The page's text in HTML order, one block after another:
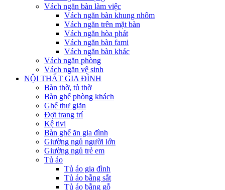
Vách ngăn bàn làm việc
Vách ngăn bàn khung nhôm
Vách ngăn trên mặt bàn
Vách ngăn hòa phát
Vách ngăn bàn fami
Vách ngăn bàn khác
Vách ngăn phòng
Vách ngăn vệ sinh
NỘI THẤT GIA ĐÌNH
Bàn thờ, tủ thờ
Bàn ghế phòng khách
Ghế thư giãn
Đợt trang trí
Kệ tivi
Bàn ghế ăn gia đình
Giường ngủ người lớn
Giường ngủ trẻ em
Tủ áo
Tủ áo gia đình
Tủ áo bằng sắt
Tủ áo bằng gỗ